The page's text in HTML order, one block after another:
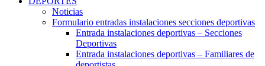
Noticias
Formulario entradas instalaciones secciones deportivas
Entrada instalaciones deportivas – Secciones
Deportivas
Entrada instalaciones deportivas – Familiares de